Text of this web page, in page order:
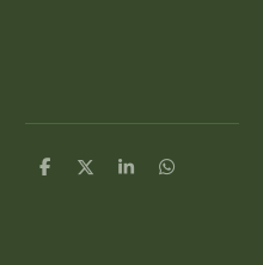
D
D
S
D